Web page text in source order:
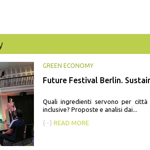
GREEN ECONOMY
Future Festival Berlin.
Quali ingredienti servono per
inclusive? Proposte e analisi dai...
{···} READ MORE